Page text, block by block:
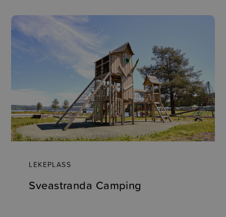
LEKEPLASS
Sveastranda Camping